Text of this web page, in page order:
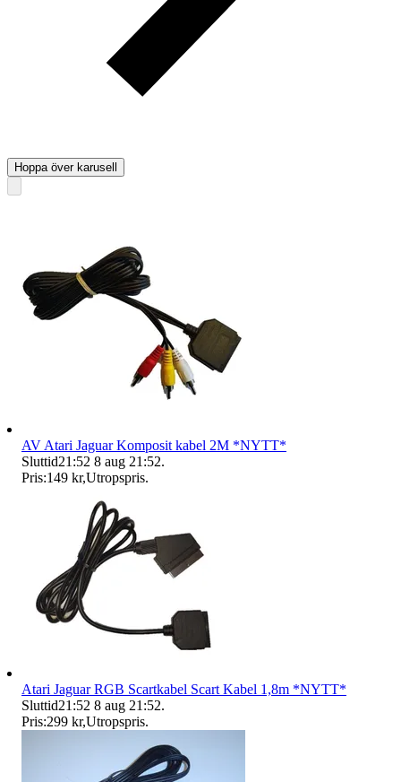
Hoppa över karusell
AV Atari Jaguar Komposit kabel 2M *NYTT*
Sluttid21:52 8 aug 21:52.
Pris:149 kr,Utropspris.
Atari Jaguar RGB Scartkabel Scart Kabel 1,8m *NYTT*
Sluttid21:52 8 aug 21:52.
Pris:299 kr,Utropspris.